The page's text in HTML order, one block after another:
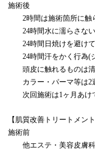
施術後
2時間は施術箇所に触
24時間水に濡らさない
24時間日焼けを避けて
24時間汗をかく行為(
頭皮に触れるものは清
カラー・パーマ等は2
次回施術は1ヶ月あけ
【肌質改善トリートメント
施術前
他エステ・美容皮膚科